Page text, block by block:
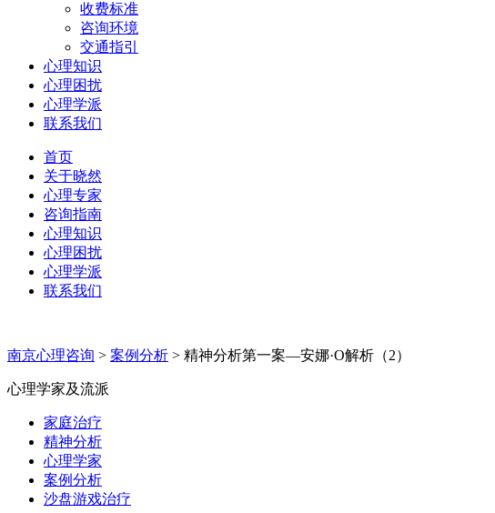
收费标准
咨询环境
交通指引
心理知识
心理困扰
心理学派
联系我们
首页
关于晓然
心理专家
咨询指南
心理知识
心理困扰
心理学派
联系我们
南京心理咨询 > 案例分析 > 精神分析第一案—安娜·O解析（2）
心理学家及流派
家庭治疗
精神分析
心理学家
案例分析
沙盘游戏治疗